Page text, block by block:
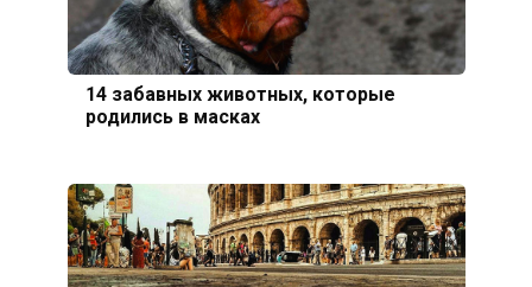
14 забавных животных, которые
родились в масках